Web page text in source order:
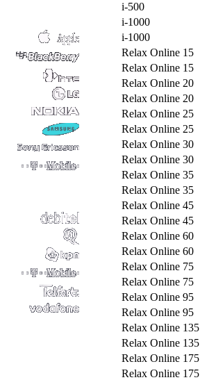
i-500
i-1000
i-1000
Relax Online 15
Relax Online 15
Relax Online 20
Relax Online 20
Relax Online 25
Relax Online 25
Relax Online 30
Relax Online 30
Relax Online 35
Relax Online 35
Relax Online 45
Relax Online 45
Relax Online 60
Relax Online 60
Relax Online 75
Relax Online 75
Relax Online 95
Relax Online 95
Relax Online 135
Relax Online 135
Relax Online 175
Relax Online 175